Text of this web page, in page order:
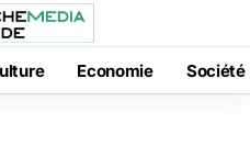
Economie Société